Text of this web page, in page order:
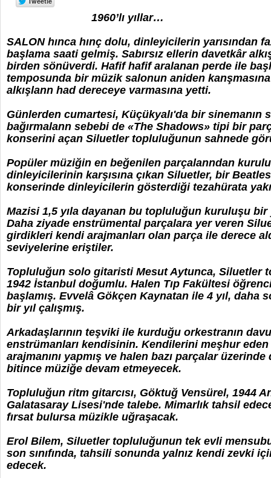
1960’lı yıllar…
SALON hınca hınç dolu, dinleyicilerin yarısından
başlama saati gelmiş. Sabırsız ellerin davetkâr
birden sönüverdi. Hafif hafif aralanan perde ile
temposunda bir müzik salonun aniden kanşmasına
alkışlann had dereceye varmasına yetti.
Günlerden cumartesi, Küçükyalı'da bir sinemanın
bağırmalann sebebi de «The Shadows» tipi bir
konserini açan Siluetler topluluğunun sahnede
Popüler müziğin en beğenilen parçalanndan
dinleyicilerinin karşısına çıkan Siluetler, bir
konserinde dinleyicilerin gösterdiği tezahürata
Mazisi 1,5 yıla dayanan bu topluluğun kuruluşu bir
Daha ziyade enstrümental parçalara yer veren
girdikleri kendi arajmanları olan parça ile derece
seviyelerine eriştiler.
Topluluğun solo gitaristi Mesut Aytunca, Siluetler
1942 İstanbul doğumlu. Halen Tıp Fakültesi
başlamış. Evvelâ Gökçen Kaynatan ile 4 yıl, daha
bir yıl çalışmış.
Arkadaşlarının teşviki ile kurduğu orkestranın
enstrümanları kendisinin. Kendilerini meşhur eden
arajmanını yapmış ve halen bazı parçalar üzerinde
bitince müziğe devam etmeyecek.
Topluluğun ritm gitarcısı, Göktuğ Vensürel, 1944
Galatasaray Lisesi'nde talebe. Mimarlık tahsil
fırsat bulursa müzikle uğraşacak.
Erol Bilem, Siluetler topluluğunun tek evli
son sınıfında, tahsili sonunda yalnız kendi zevki
edecek.